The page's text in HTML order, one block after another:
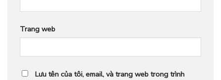
Trang web
Lưu tên của tôi, email, và trang web trong trình